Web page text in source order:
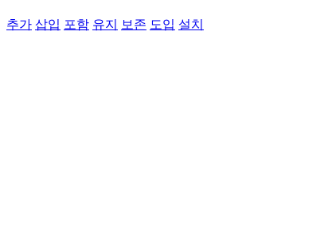
추가 삽입 포함 유지 보존 도입 설치